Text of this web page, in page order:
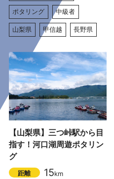
ポタリング 中級者
山梨県 甲信越 長野県
【山梨県】三つ峠駅から目
指す！河口湖周遊ポタリン
グ
距離 15km